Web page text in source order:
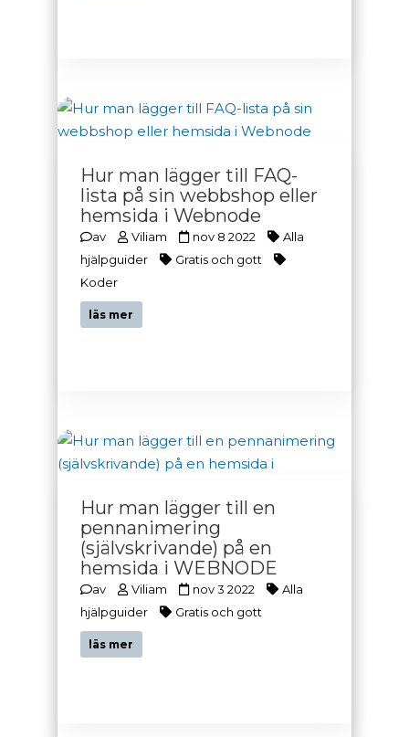
Hur man lägger till FAQ-
lista på sin webbshop eller
hemsida i Webnode
av Viliam nov 8 2022
Alla
hjälpguider
Gratis och gott
Koder
läs mer
Hur man lägger till en
pennanimering
(självskrivande) på en
hemsida i WEBNODE
av Viliam nov 3 2022
Alla
hjälpguider
Gratis och gott
läs mer